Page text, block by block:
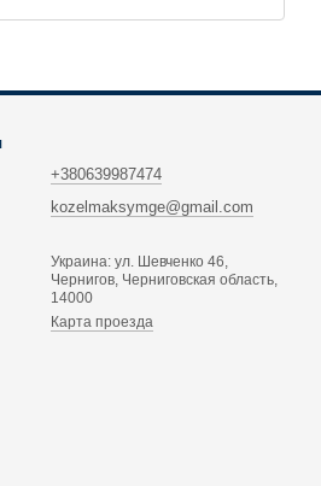
+380639987474
kozelmaksymge@gmail.com
Украина: ул. Шевченко 46,
Чернигов, Черниговская область,
14000
Карта проезда